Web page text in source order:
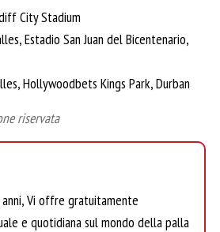
City Stadium
Estadio San Juan del Bicentenario,
Hollywoodbets Kings Park, Durban
riservata
Vi offre gratuitamente
e quotidiana sul mondo della palla